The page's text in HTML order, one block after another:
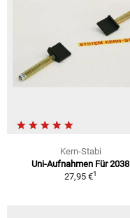
Kern-Stabi
Uni-Aufnahmen Für 2038
27,95 €1